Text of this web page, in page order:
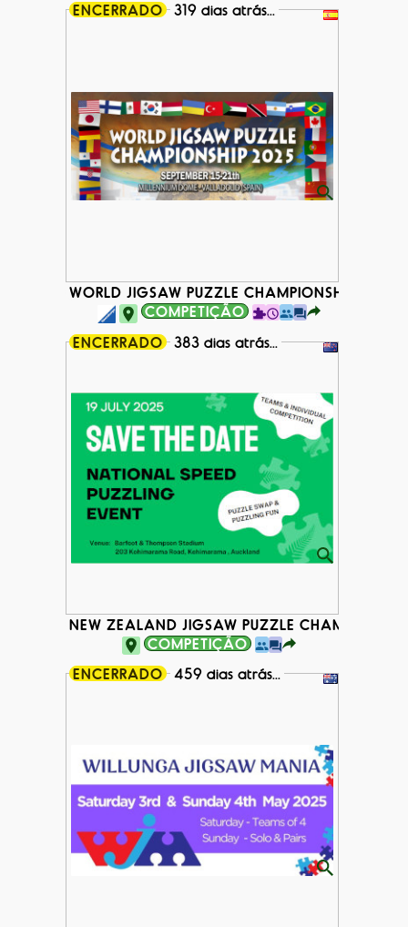
ENCERRADO
319 dias atrás...
WORLD JIGSAW PUZZLE CHAMPIONSHIP 2025
COMPETIÇÃO
ENCERRADO
383 dias atrás...
NEW ZEALAND JIGSAW PUZZLE
COMPETIÇÃO
ENCERRADO
459 dias atrás...